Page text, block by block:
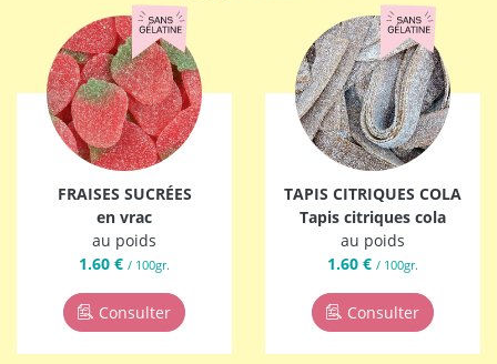
FRAISES SUCRÉES
en vrac
au poids
1.60 € / 100gr.
Consulter
TAPIS CITRIQUES COLA
Tapis citriques cola
au poids
1.60 € / 100gr.
Consulter